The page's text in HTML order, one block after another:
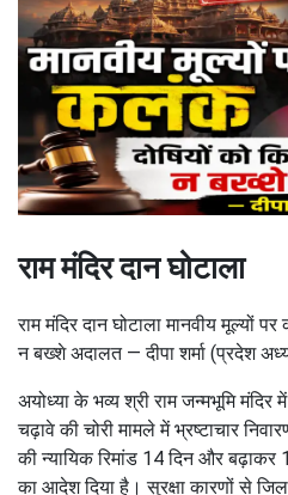
पर कलंक, दोषियों
पर न बख्शे अदालत
दान घोटाले को गंभीर बताते हुए दीपा
कार्रवाई और सजा की मांग उठाई
ByNaresh Sheoran Jul 30, 2026,